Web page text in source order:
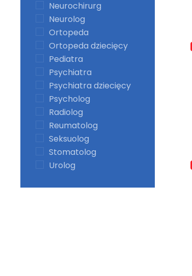
Neurochirurg
Neurolog
Ortopeda
Ortopeda dziecięcy
Pediatra
Psychiatra
Psychiatra dziecięcy
Psycholog
Radiolog
Reumatolog
Seksuolog
Stomatolog
Urolog